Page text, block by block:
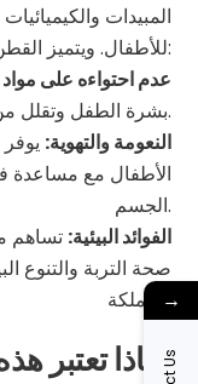
المبيدات
للأطفال. ويتميز القطن العضوي بـ:
عدم احتواءه على مواد
بشرة الطفل وتقلل من مخاطر الحساسية.
النعومة والتهوية:
الأطفال مع مساعدة
الجسم.
الفوائد البيئية: تساهم
صحة التربة والتنوع
المملكة.
لماذا تعتبر
→